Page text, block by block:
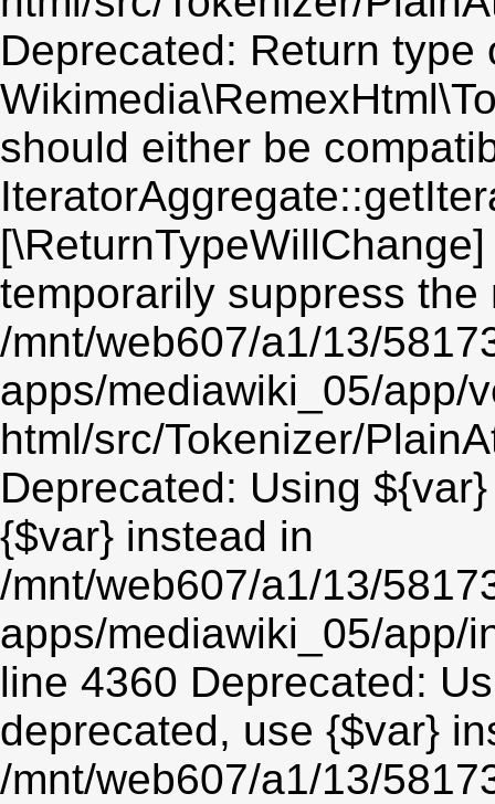
Deprecated: Return type
should either be
temporarily suppress the
/mnt/web607/a1/13/
apps/mediawiki_05/app/
html/src/Tokenizer/
Deprecated: Using
{$var} instead in
/mnt/web607/a1/13/
apps/mediawiki_05/app/
line 4360 Deprecated:
deprecated, use {$var}
/mnt/web607/a1/13/